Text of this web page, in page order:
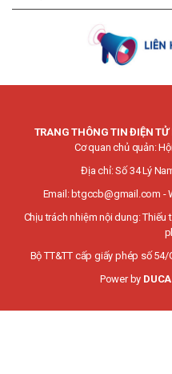
TRANG THÔNG TIN ĐIỆN
Cơ quan chủ quản:
Địa chỉ: Số 34 Lý
Email: btgccb@gmail.com -
Chịu trách nhiệm nội dung: Thiếu
Bộ TT&TT cấp giấy phép số 54/
Power by